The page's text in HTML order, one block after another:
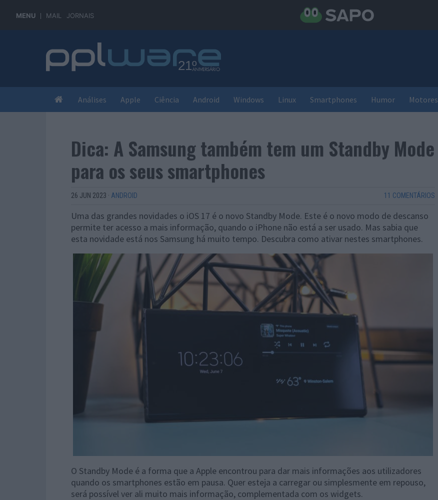
MENU MAIL JORNAIS
Análises Apple Ciência Android Windows Linux Smartphones Humor Motores
Dica: A Samsung também tem um Standby Mode
para os seus smartphones
26 JUN 2023 · ANDROID 11 COMENTÁRIOS
Uma das grandes novidades o iOS 17 é o novo Standby Mode. Este é o novo modo de descanso
permite ter acesso a mais informação, quando o iPhone não está a ser usado. Mas sabia que
esta novidade está nos Samsung há muito tempo. Descubra como ativar nestes smartphones.
O Standby Mode é a forma que a Apple encontrou para dar mais informações aos utilizadores
quando os smartphones estão em pausa. Quer esteja a carregar ou simplesmente em repouso,
será possível ver ali muito mais informação, complementada com os widgets.